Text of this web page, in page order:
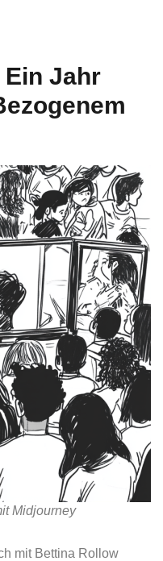
Ein Jahr
Midjourney
mit Bettina Rollow